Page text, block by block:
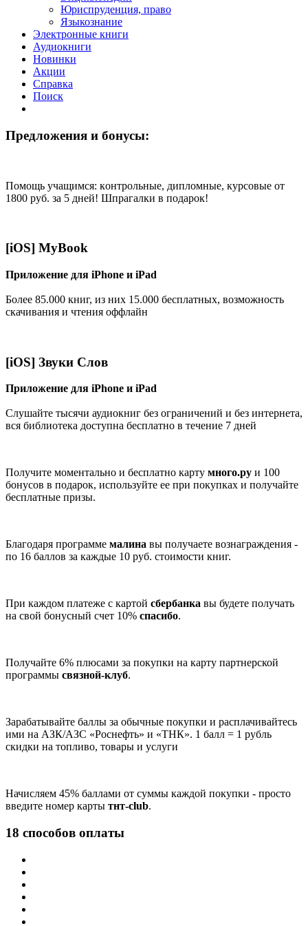
Юриспруденция, право
Языкознание
Электронные книги
Аудиокниги
Новинки
Акции
Справка
Поиск
Предложения и бонусы:
Помощь учащимся: кoнтрoльные, диплoмные, курсoвые от
1800 руб. за 5 дней! Шпрагалки в подарок!
[iOS] MyBook
Приложение для iPhone и iPad
Более 85.000 книг, из них 15.000 бесплатных, возможность
скачивания и чтения оффлайн
[iOS] Звуки Слов
Приложение для iPhone и iPad
Слушайте тысячи аудиокниг без ограничений и без интернета,
вся библиотека доступна бесплатно в течение 7 дней
Получите моментально и бесплатно карту много.ру и 100
бонусов в подарок, используйте ее при покупках и получайте
бесплатные призы.
Благодаря программе малина вы получаете вознаграждения -
по 16 баллов за каждые 10 руб. стоимости книг.
При каждом платеже с картой сбербанка вы будете получать
на свой бонусный счет 10% спасибо.
Получайте 6% плюсами за покупки на карту партнерской
программы связной-клуб.
Зарабатывайте баллы за обычные покупки и расплачивайтесь
ими на АЗК/АЗС «Роснефть» и «ТНК». 1 балл = 1 рубль
скидки на топливо, товары и услуги
Начисляем 45% баллами от суммы каждой покупки - просто
введите номер карты тнт-club.
18 способов оплаты